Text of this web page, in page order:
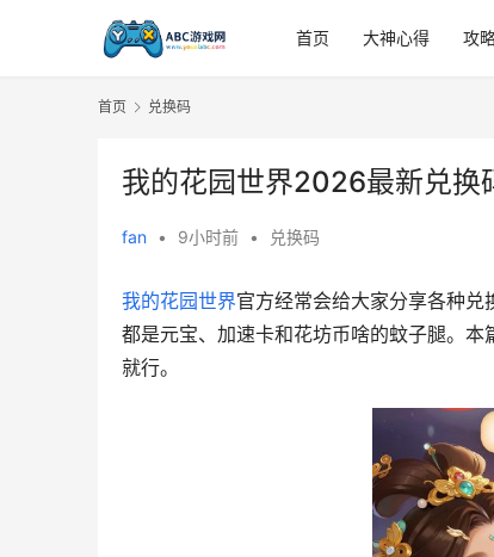
首页 大神心得 攻
首页 兑换码
我的花园世界2026最新兑换
fan • 9小时前 • 兑换码
我的花园世界官方经常会给大家分享各种
都是元宝、加速卡和花坊币啥的蚊子腿。
就行。